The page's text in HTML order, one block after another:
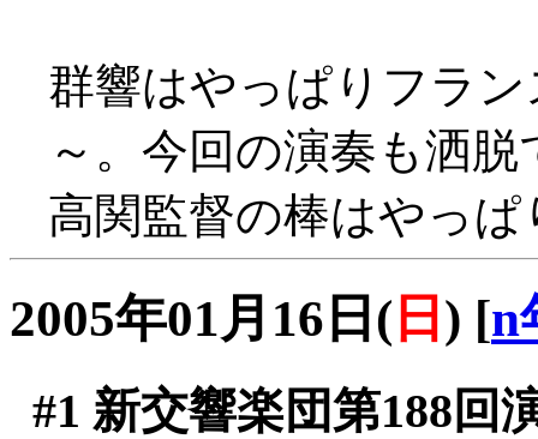
群響はやっぱりフラ
～。今回の演奏も洒
高関監督の棒はやっぱ
2005年01月16日( 日 ) [n
#1 新交響楽団第188回